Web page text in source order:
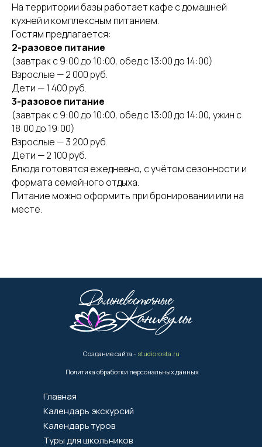
На территории базы работает кафе с домашней
кухней и комплексным питанием.
Гостям предлагается:
2-разовое питание
(завтрак с 9:00 до 10:00, обед с 13:00 до 14:00)
Взрослые — 2 000 руб.
Дети — 1 400 руб.
3-разовое питание
(завтрак с 9:00 до 10:00, обед с 13:00 до 14:00, ужин с
18:00 до 19:00)
Взрослые — 3 200 руб.
Дети — 2 100 руб.
Блюда готовятся ежедневно, с учётом сезонности и
формата семейного отдыха.
Питание можно оформить при бронировании или на
месте.
Политика обработки персональных данных
Создание сайта - studiorosta.ru
Главная
Календарь экскурсий
Календарь туров
Туры для школьников